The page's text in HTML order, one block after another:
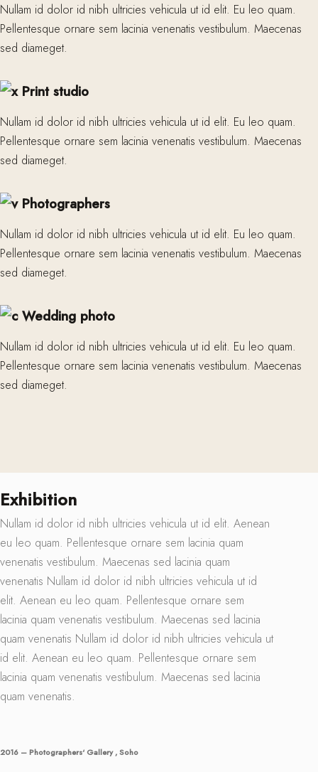
Nullam id dolor id nibh ultricies vehicula ut id elit. Eu leo quam.
Pellentesque ornare sem lacinia venenatis vestibulum. Maecenas
sed diameget.
Print studio
Nullam id dolor id nibh ultricies vehicula ut id elit. Eu leo quam.
Pellentesque ornare sem lacinia venenatis vestibulum. Maecenas
sed diameget.
Photographers
Nullam id dolor id nibh ultricies vehicula ut id elit. Eu leo quam.
Pellentesque ornare sem lacinia venenatis vestibulum. Maecenas
sed diameget.
Wedding photo
Nullam id dolor id nibh ultricies vehicula ut id elit. Eu leo quam.
Pellentesque ornare sem lacinia venenatis vestibulum. Maecenas
sed diameget.
Exhibition
Nullam id dolor id nibh ultricies vehicula ut id elit. Aenean
eu leo quam. Pellentesque ornare sem lacinia quam
venenatis vestibulum. Maecenas sed lacinia quam
venenatis Nullam id dolor id nibh ultricies vehicula ut id
elit. Aenean eu leo quam. Pellentesque ornare sem
lacinia quam venenatis vestibulum. Maecenas sed lacinia
quam venenatis Nullam id dolor id nibh ultricies vehicula ut
id elit. Aenean eu leo quam. Pellentesque ornare sem
lacinia quam venenatis vestibulum. Maecenas sed lacinia
quam venenatis.
2016 – Photographers‘ Gallery , Soho